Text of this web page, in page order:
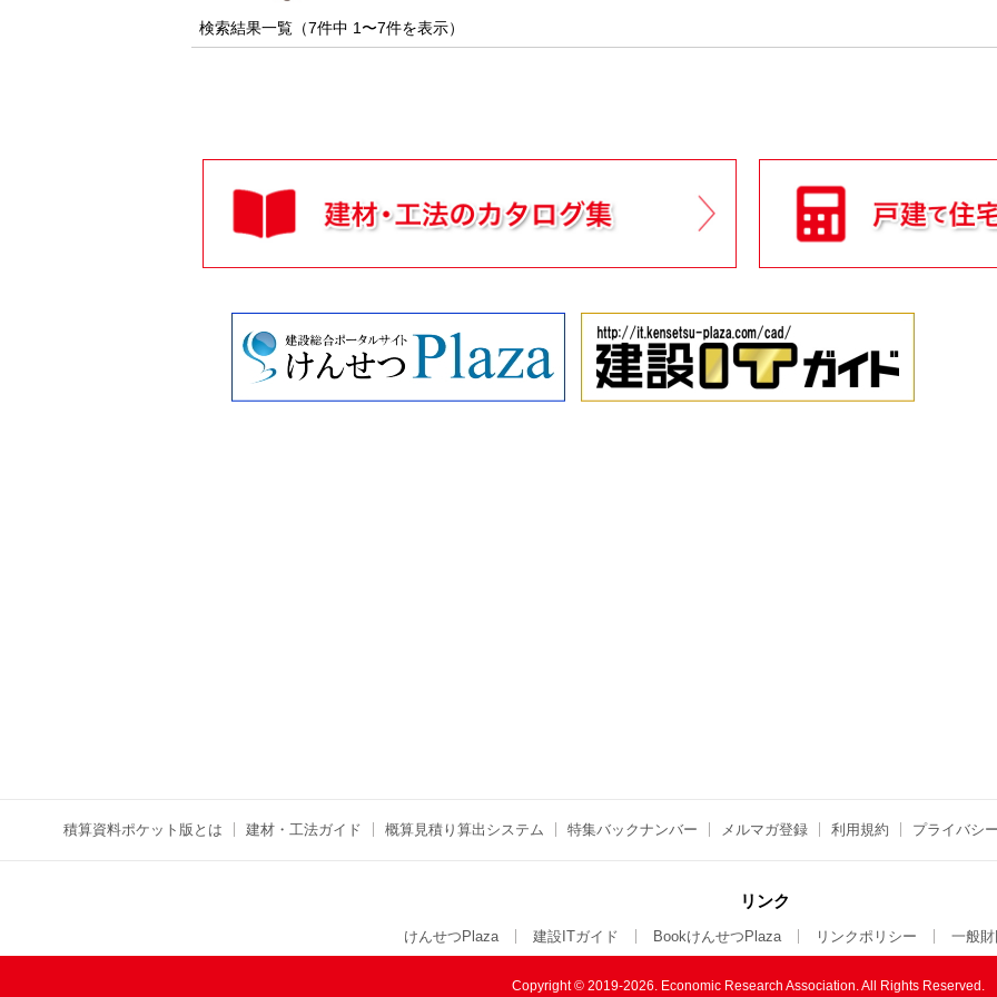
検索結果一覧（7件中 1〜7件を表示）
積算資料ポケット版とは 建材・工法ガイド 概算見積り算出システム 特集バックナンバー メルマガ登録 利用規約 プライバシ
リンク
けんせつPlaza 建設ITガイド BookけんせつPlaza リンクポリシー 一般
Copyright © 2019-2026. Economic Research Association.All Rights Reserved.